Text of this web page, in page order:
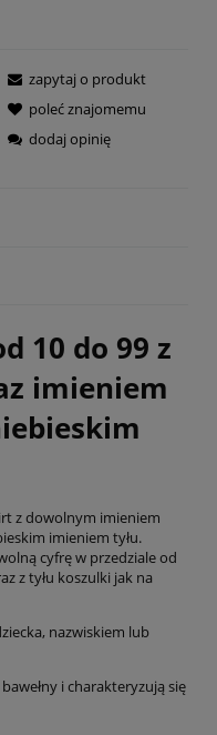
zapytaj o produkt
poleć znajomemu
dodaj opinię
10 do 99 z
imieniem
z dowolnym imieniem
imieniem tyłu.
cyfrę w przedziale od
z tyłu koszulki jak na
nazwiskiem lub
i charakteryzują się